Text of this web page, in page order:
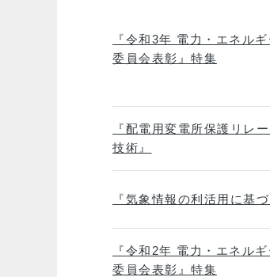
『令和3年 電力・エネル
委員会表彰』特集
『配電用変電所保護リレ
技術』
『気象情報の利活用に基
『令和2年 電力・エネル
委員会表彰』特集